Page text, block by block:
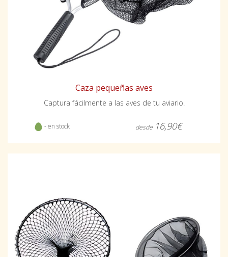
Caza pequeñas aves
Captura fácilmente a las aves de tu aviario.
- en stock desde 16,90€